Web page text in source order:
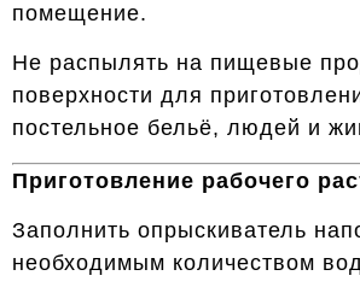
помещение.
Не распылять на пищевые
поверхности для
постельное бельё, людей и
Приготовление рабочего
Заполнить опрыскиватель
необходимым количеством